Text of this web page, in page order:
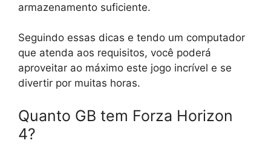
armazenamento suficiente.
Seguindo essas dicas e tendo um computador
que atenda aos requisitos, você poderá
aproveitar ao máximo este jogo incrível e se
divertir por muitas horas.
Quanto GB tem Forza Horizon
4?